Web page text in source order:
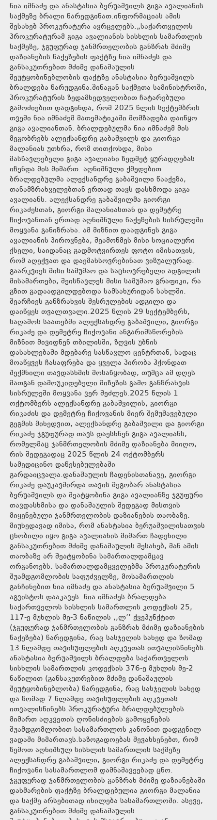
ნია იმნაძე და ანასტასია ბერუაშვილს გიგა ავალიანის
საქმეზე ბრალი წარედგინათ.ინფორმაციას ამის
შესახებ პროკურატურა ავრცელებს.„საქართველოს
პროკურატურამ გიგა ავალიანის სისხლის სამართლის
საქმეზე, ჯგუფურად ჯანმრთელობის განზრახ მძიმე
დაზიანების წაქეზების ფაქტზე ნია იმნაძეს და
განსაკუთრებით მძიმე დანაშაულის
შეუტყობინებლობის ფაქტზე ანასტასია ბერუაშვილს
ბრალდება წარუდგინა.შინაგან საქმეთა სამინისტროში,
პროკურატურის ზედამხედველობით ჩატარებული
გამოძიებით დადგინდა, რომ 2025 წლის სექტემბრის
თვეში ნია იმნაძემ მათემატიკაში მომზადება დაიწყო
გიგა ავალიანთან. ბრალდებულმა ნია იმნაძემ მის
მეგობრებს ალექსანდრე გაბაშვილს და გიორგი
მალანიას უთხრა, რომ თითქოსდა, მისი
მასწავლებელი გიგა ავალიანი ზედმეტ ყურადღებას
იჩენდა მის მიმართ. აღნიშნული ქმედებით
ბრალდებულმა ალექსანდრე გაბაშვილი წააქეზა,
თანამზრახველებთან ერთად თავს დასხმოდა გიგა
ავალიანს. ალექსანდრე გაბაშვილმა გიორგი
რიკაძესთან, გიორგი მალანიასთან და დემეტრე
ჩიქოვანთან ერთად აღნიშნული წაქეზების სისრულეში
მოყვანა განიზრახა. ამ მიზნით დაადგინეს გიგა
ავალიანის პიროვნება, შეამოწმეს მისი სოციალური
ქსელი, საიდანაც გადმოტვირთეს ფოტო იმისათვის,
რომ აღექვათ და დაემახსოვრებინათ ვიზუალურად.
გაარკვიეს მისი სამუშაო და საცხოვრებელი ადგილის
მისამართები, შეისწავლეს მისი სამუშაო გრაფიკი, რა
გზით გადაადგილდებოდა სამსახურიდან სახლში.
შეარჩიეს განზრახვის შესრულების ადგილი და
დაიწყეს თვალთვალი.2025 წლის 29 სექტემბერს,
საღამოს საათებში ალექსანდრე გაბაშვილი, გიორგი
რიკაძე და დემეტრე ჩიქოვანი ანგარიშსწორების
მიზნით მივიდნენ თბილისში, ზღვის უბნის
დასახლებაში მდებარე სასწავლო ცენტრთან, სადაც
მოაწყვეს ჩასაფრება და ყველა პირობა ჰქონდათ
შექმნილი თავდასხმის მოსაწყობად, თუმცა ამ დღეს
მათგან დამოუკიდებელი მიზეზის გამო განზრახვის
სისრულეში მოყვანა ვერ შეძლეს.2025 წლის 1
ოქტომბერს ალექსანდრე გაბაშვილის, გიორგი
რიკაძის და დემეტრე ჩიქოვანის მიერ შემუშავებული
გეგმის მიხედვით, ალექსანდრე გაბაშვილი და გიორგი
რიკაძე ჯგუფურად თავს დაესხნენ გიგა ავალიანს,
რომელმაც ჯანმრთელობის მძიმე დაზიანება მიიღო,
რის შედეგადაც 2025 წლის 24 ოქტომბერს
სამედიცინო დაწესებულებაში
გარდაიცვალა.დანაშაულის ჩადენისთანავე, გიორგი
რიკაძე დაუკავშირდა თავის მეგობარ ანასტასია
ბერუაშვილს და შეატყობინა გიგა ავალიანზე ჯგუფური
თავდასხმისა და დანაშაულის შედეგად მისთვის
მიყენებული ჯანმრთელობის დაზიანების თაობაზე.
მიუხედავად იმისა, რომ ანასტასია ბერუაშვილისათვის
ცნობილი იყო გიგა ავალიანის მიმართ ჩადენილი
განსაკუთრებით მძიმე დანაშაულის შესახებ, მან ამის
თაობაზე არ შეატყობინა სამართალდამცავ
ორგანოებს. სამართალდამცველებმა პროკურატურის
შუამდგომლობის საფუძველზე, მოსამართლის
განჩინებით ნია იმნაძე და ანასტასია ბერუაშვილი 5
აგვისტოს დააკავეს. ნია იმნაძეს ბრალდება
საქართველოს სისხლის სამართლის კოდექსის 25,
117-ე მუხლის მე-3 ნაწილის ,,ლ’’ ქვეპუნქტით
(ჯგუფურად ჯანმრთელობის განზრახ მძიმე დაზიანების
წაქეზება) წარედგინა, რაც სასჯელის სახედ და ზომად
13 წლამდე თავისუფლების აღკვეთას ითვალისწინებს.
ანასტასია ბერუაშვილს ბრალდება საქართველოს
სისხლის სამართლის კოდექსის 376-ე მუხლის მე-2
ნაწილით (განსაკუთრებით მძიმე დანაშაულის
შეუტყობინებლობა) წარედგინა, რაც სასჯელის სახედ
და ზომად 7 წლამდე თავისუფლების აღკვეთას
ითვალისწინებს.პროკურატურა ბრალდებულების
მიმართ აღკვეთის ღონისძიების გამოყენების
შუამდგომლობით სასამართლოს კანონით დადგენილ
ვადაში მიმართავს.საზოგადოებას შევახსენებთ, რომ
ზემოთ აღნიშნულ სისხლის სამართლის საქმეზე
ალექსანდრე გაბაშვილი, გიორგი რიკაძე და დემეტრე
ჩიქოვანი სასამართლომ დამნაშავეებად ცნო.
ჯგუფურად ჯანმრთელობის განზრახ მძიმე დაზიანებაში
დახმარების ფაქტზე ბრალდებულია გიორგი მალანია
და საქმე არსებითად იხილება სასამართლოში. ასევე,
განსაკუთრებით მძიმე დანაშაულის